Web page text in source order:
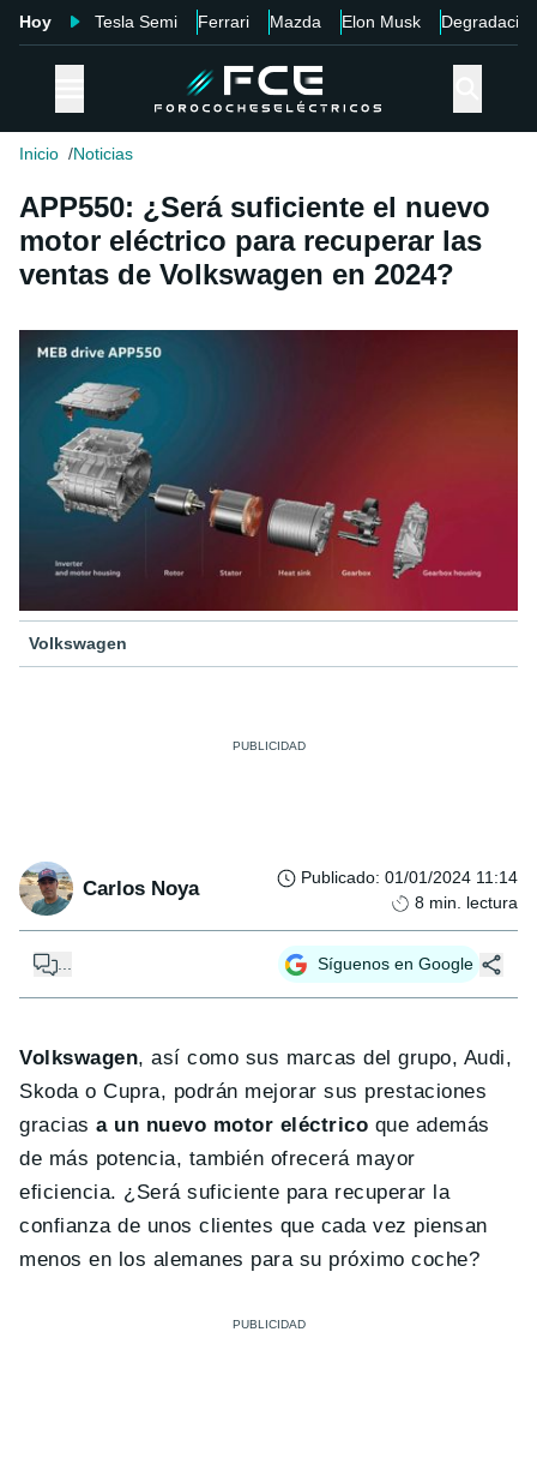
Hoy Tesla Semi Ferrari Mazda Elon Musk Degradación
Inicio Noticias
APP550: ¿Será suficiente el nuevo
motor eléctrico para recuperar las
ventas de Volkswagen en 2024?
Volkswagen
Carlos Noya Publicado: 01/01/2024 11:14
8 min. lectura
... Síguenos en Google
Volkswagen, así como sus marcas del grupo, Audi,
Skoda o Cupra, podrán mejorar sus prestaciones
gracias a un nuevo motor eléctrico que además
de más potencia, también ofrecerá mayor
eficiencia. ¿Será suficiente para recuperar la
confianza de unos clientes que cada vez piensan
menos en los alemanes para su próximo coche?